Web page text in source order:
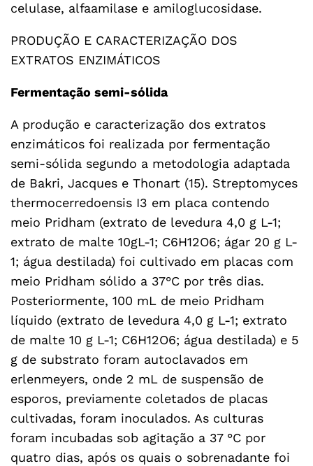
celulase, alfaamilase e amiloglucosidase.
PRODUÇÃO E CARACTERIZAÇÃO DOS
EXTRATOS ENZIMÁTICOS
Fermentação semi-sólida
A produção e caracterização dos extratos
enzimáticos foi realizada por fermentação
semi-sólida segundo a metodologia adaptada
de Bakri, Jacques e Thonart (15). Streptomyces
thermocerredoensis I3 em placa contendo
meio Pridham (extrato de levedura 4,0 g L-1;
extrato de malte 10gL-1; C6H12O6; ágar 20 g L-
1; água destilada) foi cultivado em placas com
meio Pridham sólido a 37°C por três dias.
Posteriormente, 100 mL de meio Pridham
líquido (extrato de levedura 4,0 g L-1; extrato
de malte 10 g L-1; C6H12O6; água destilada) e 5
g de substrato foram autoclavados em
erlenmeyers, onde 2 mL de suspensão de
esporos, previamente coletados de placas
cultivadas, foram inoculados. As culturas
foram incubadas sob agitação a 37 °C por
quatro dias, após os quais o sobrenadante foi